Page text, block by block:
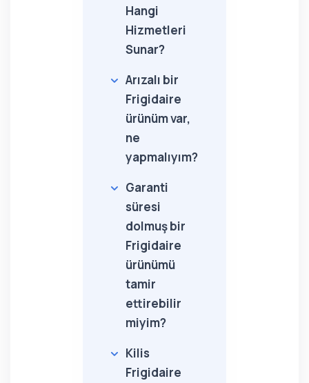
Hangi
Hizmetleri
Sunar?
Arızalı bir
Frigidaire
ürünüm var,
ne
yapmalıyım?
Garanti
süresi
dolmuş bir
Frigidaire
ürünümü
tamir
ettirebilir
miyim?
Kilis
Frigidaire